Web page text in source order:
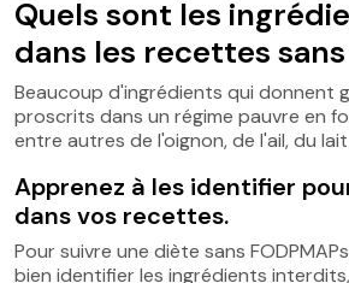
Quels sont les
dans les recettes
Beaucoup d'ingrédients qui donnent
proscrits dans un régime pauvre en
entre autres de l'oignon, de l'ail, du
Apprenez à les identifier
dans vos recettes.
Pour suivre une diète sans
bien identifier les ingrédients